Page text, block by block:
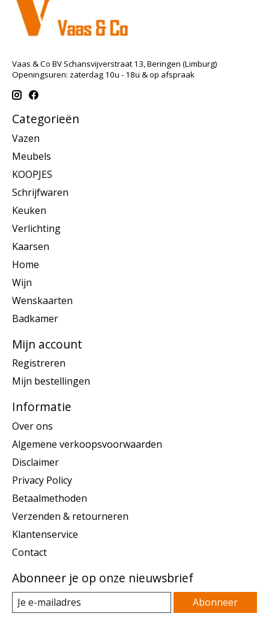
Vaas & Co BV Schansvijverstraat 13, Beringen (Limburg)
Openingsuren: zaterdag 10u - 18u & op afspraak
Categorieën
Vazen
Meubels
KOOPJES
Schrijfwaren
Keuken
Verlichting
Kaarsen
Home
Wijn
Wenskaarten
Badkamer
Mijn account
Registreren
Mijn bestellingen
Informatie
Over ons
Algemene verkoopsvoorwaarden
Disclaimer
Privacy Policy
Betaalmethoden
Verzenden & retourneren
Klantenservice
Contact
Abonneer je op onze nieuwsbrief
Abonneer